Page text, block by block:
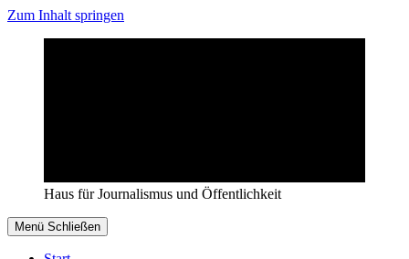
Zum Inhalt springen
Haus für Journalismus und Öffentlichkeit
Menü Schließen